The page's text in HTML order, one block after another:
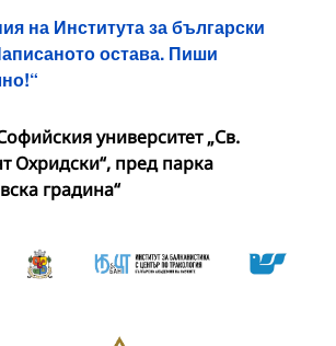
на Института за български
остава. Пиши
университет „Св.
Охридски“, пред парка
градина“